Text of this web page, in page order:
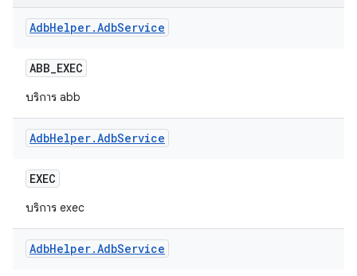
AdbHelper.AdbService
ABB_EXEC
บริการ abb
AdbHelper.AdbService
EXEC
บริการ exec
AdbHelper.AdbService